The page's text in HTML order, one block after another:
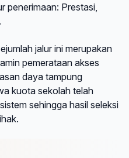
penerimaan: Prestasi,
jalur ini merupakan
pemerataan akses
daya tampung
kuota sekolah telah
sehingga hasil seleksi